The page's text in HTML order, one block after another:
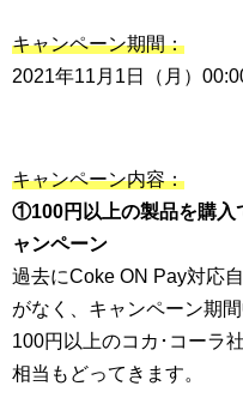
キャンペーン期間：
2021年11月1日（月）
キャンペーン内容：
①100円以上の製品を購入
ャンペーン
過去にCoke ON Pay対応
がなく、キャンペーン期
100円以上のコカ･コーラ
相当もどってきます。